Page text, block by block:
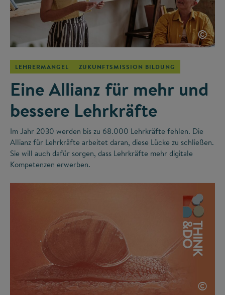
©
LEHRERMANGEL ZUKUNFTSMISSION BILDUNG
Eine Allianz für mehr und
bessere Lehrkräfte
Im Jahr 2030 werden bis zu 68.000 Lehrkräfte fehlen. Die
Allianz für Lehrkräfte arbeitet daran, diese Lücke zu schließen.
Sie will auch dafür sorgen, dass Lehrkräfte mehr digitale
Kompetenzen erwerben.
©